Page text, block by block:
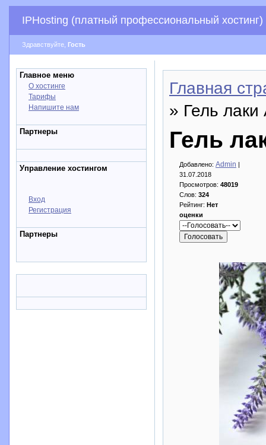
IPHosting (платный профессиональный хостинг)
Здравствуйте, Гость
Главное меню
О хостинге
Тарифы
Напишите нам
Партнеры
Управление хостингом
Вход
Регистрация
Партнеры
Главная
» Гель лаки
Гель
Добавлено: Admin |
31.07.2018
Просмотров: 48019
Слов: 324
Рейтинг: Нет
оценки